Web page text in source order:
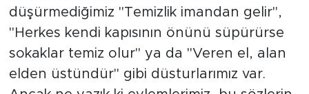
düşürmediğimiz "Temizlik imandan gelir",
"Herkes kendi kapısının önünü süpürürse
sokaklar temiz olur" ya da "Veren el, alan
elden üstündür" gibi düsturlarımız var.